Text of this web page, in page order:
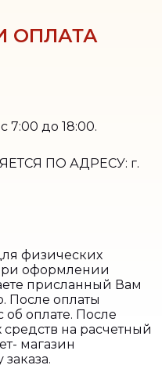
ОПЛАТА
7:00 до 18:00.
ПО АДРЕСУ: г.
физических
оформлении
присланный Вам
После оплаты
оплате. После
на расчетный
магазин